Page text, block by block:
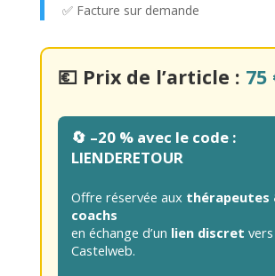
✅ Facture sur demande
💶 Prix de l’article : 75
🔄 –20 % avec le code :
LIENDERETOUR
Offre réservée aux thérapeutes
coachs
en échange d’un lien discret vers
Castelweb.